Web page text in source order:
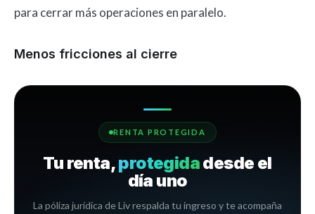
para cerrar más operaciones en paralelo.
Menos fricciones al cierre
RENTA PROTEGIDA
Tu renta,protegidadesde el
día uno
La póliza jurídica de Liv respalda tu ingreso y te acompaña